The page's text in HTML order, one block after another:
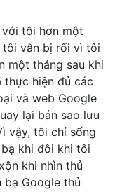
tôi hơn một
tôi vẫn bị rối vì tôi
một tháng sau khi
thực hiện đủ các
và web Google
lại bản sao lưu
vậy, tôi chỉ sống
khi đôi khi tôi
khi nhìn thủ
bạ Google thủ